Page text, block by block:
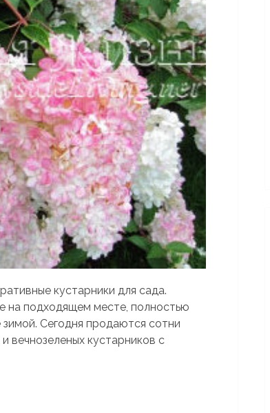
кустарники для сада.
на подходящем месте, полностью
Сегодня продаются сотни
вечнозеленых кустарников с